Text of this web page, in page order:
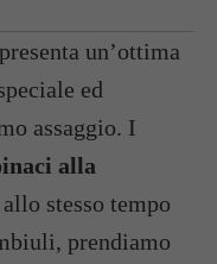
un’ottima
ed
assaggio. I
alla
stesso tempo
prendiamo